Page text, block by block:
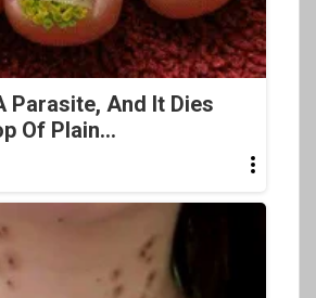
Parasite, And It Dies
Of Plain...